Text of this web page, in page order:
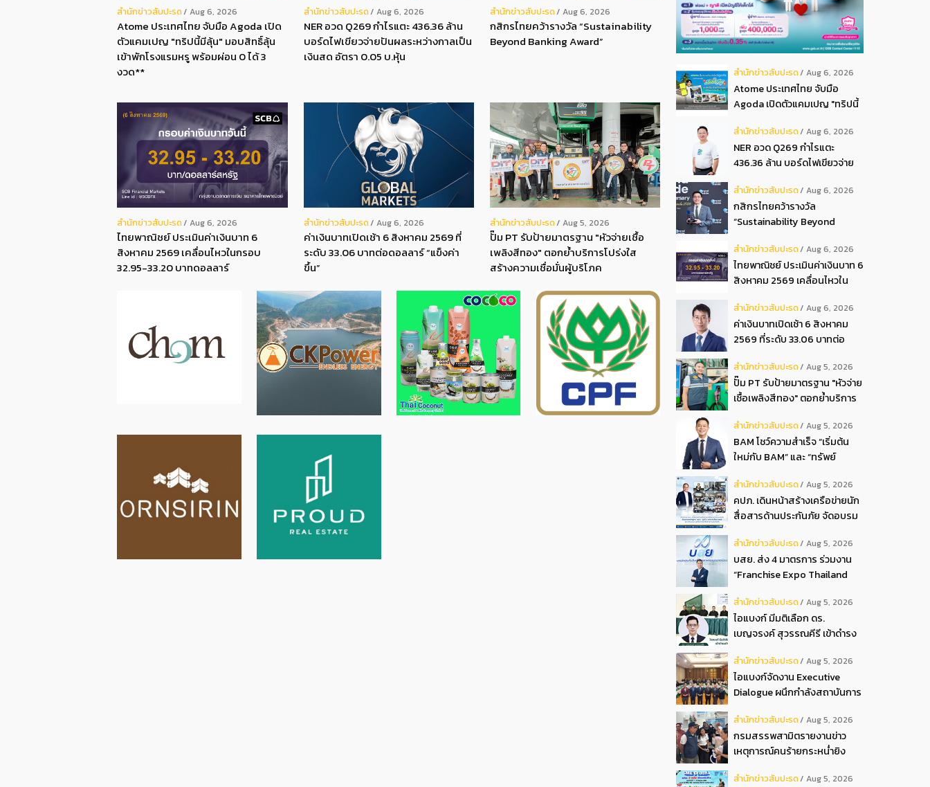
สํานักข่าวสับปะรด Aug 6, 2026
Atome ประเทศไทย จับมือ Agoda เปิด
ตัวแคมเปญ "ทริปนี้มีลุ้น" มอบสิทธิ์ลุ้น
เข้าพักโรงแรมหรู พร้อมผ่อน 0 ได้ 3
งวด**
สํานักข่าวสับปะรด Aug 6, 2026
NER อวด Q269 กำไรแตะ 436.36 ล้าน
บอร์ดไฟเขียวจ่ายปันผลระหว่างกาลเป็น
เงินสด อัตรา 0.05 บ.หุ้น
สํานักข่าวสับปะรด Aug 6, 2026
กสิกรไทยคว้ารางวัล “Sustainability
Beyond Banking Award”
สํานักข่าวสับปะรด Aug 6, 2026
ไทยพาณิชย์ ประเมินค่าเงินบาท 6
สิงหาคม 2569 เคลื่อนไหวในกรอบ
32.95-33.20 บาทดอลลาร์
สํานักข่าวสับปะรด Aug 6, 2026
ค่าเงินบาทเปิดเช้า 6 สิงหาคม 2569 ที่
ระดับ 33.06 บาทต่อดอลลาร์ “แข็งค่า
ขึ้น”
สํานักข่าวสับปะรด Aug 5, 2026
ปั๊ม PT รับป้ายมาตรฐาน "หัวจ่ายเชื้อ
เพลิงสีทอง" ตอกย้ำบริการโปร่งใส
สร้างความเชื่อมั่นผู้บริโภค
สํานักข่าวสับปะรด Aug 6, 2026
Atome ประเทศไทย จับมือ
Agoda เปิดตัวแคมเปญ "ทริปนี้
โรงแรมหรู พร้อมผ่อน 0 ได้ 3
งวด**
สํานักข่าวสับปะรด Aug 6, 2026
NER อวด Q269 กำไรแตะ
436.36 ล้าน บอร์ดไฟเขียวจ่าย
อัตรา 0.05 บ.หุ้น
สํานักข่าวสับปะรด Aug 6, 2026
กสิกรไทยคว้ารางวัล
“Sustainability Beyond
สํานักข่าวสับปะรด Aug 6, 2026
ไทยพาณิชย์ ประเมินค่าเงินบาท 6
สิงหาคม 2569 เคลื่อนไหวใน
ดอลลาร์
สํานักข่าวสับปะรด Aug 6, 2026
ค่าเงินบาทเปิดเช้า 6 สิงหาคม
2569 ที่ระดับ 33.06 บาทต่อ
สํานักข่าวสับปะรด Aug 5, 2026
ปั๊ม PT รับป้ายมาตรฐาน "หัวจ่าย
เชื้อเพลิงสีทอง" ตอกย้ำบริการ
บริโภค
สํานักข่าวสับปะรด Aug 5, 2026
BAM โชว์ความสำเร็จ “เริ่มต้น
ใหม่กับ BAM” และ “ทรัพย์
2026
สํานักข่าวสับปะรด Aug 5, 2026
คปภ. เดินหน้าสร้างเครือข่ายนัก
สื่อสารด้านประกันภัย จัดอบรม
สํานักข่าวสับปะรด Aug 5, 2026
บสย. ส่ง 4 มาตรการ ร่วมงาน
“Franchise Expo Thailand
สํานักข่าวสับปะรด Aug 5, 2026
ไอแบงก์ มีมติเลือก ดร.
เบญจรงค์ สุวรรณคีรี เข้าดำรง
การประชุมวิสามัญผู้ถือหุ้น ครั้ง
ที่ 22569
สํานักข่าวสับปะรด Aug 5, 2026
ไอแบงก์จัดงาน Executive
Dialogue ผนึกกำลังสถาบันการ
ถ่ายทอดประสบการณ์กว่า 40 ปี
เตรียมความพร้อมองค์กรสู่การ
เป็นธนาคารอิสลามแห่งอนาคต
สํานักข่าวสับปะรด Aug 5, 2026
กรมสรรพสามิตรายงานข่าว
เหตุการณ์คนร้ายกระหน่ำยิง
ปัตตานี สาขามายอ
สํานักข่าวสับปะรด Aug 5, 2026